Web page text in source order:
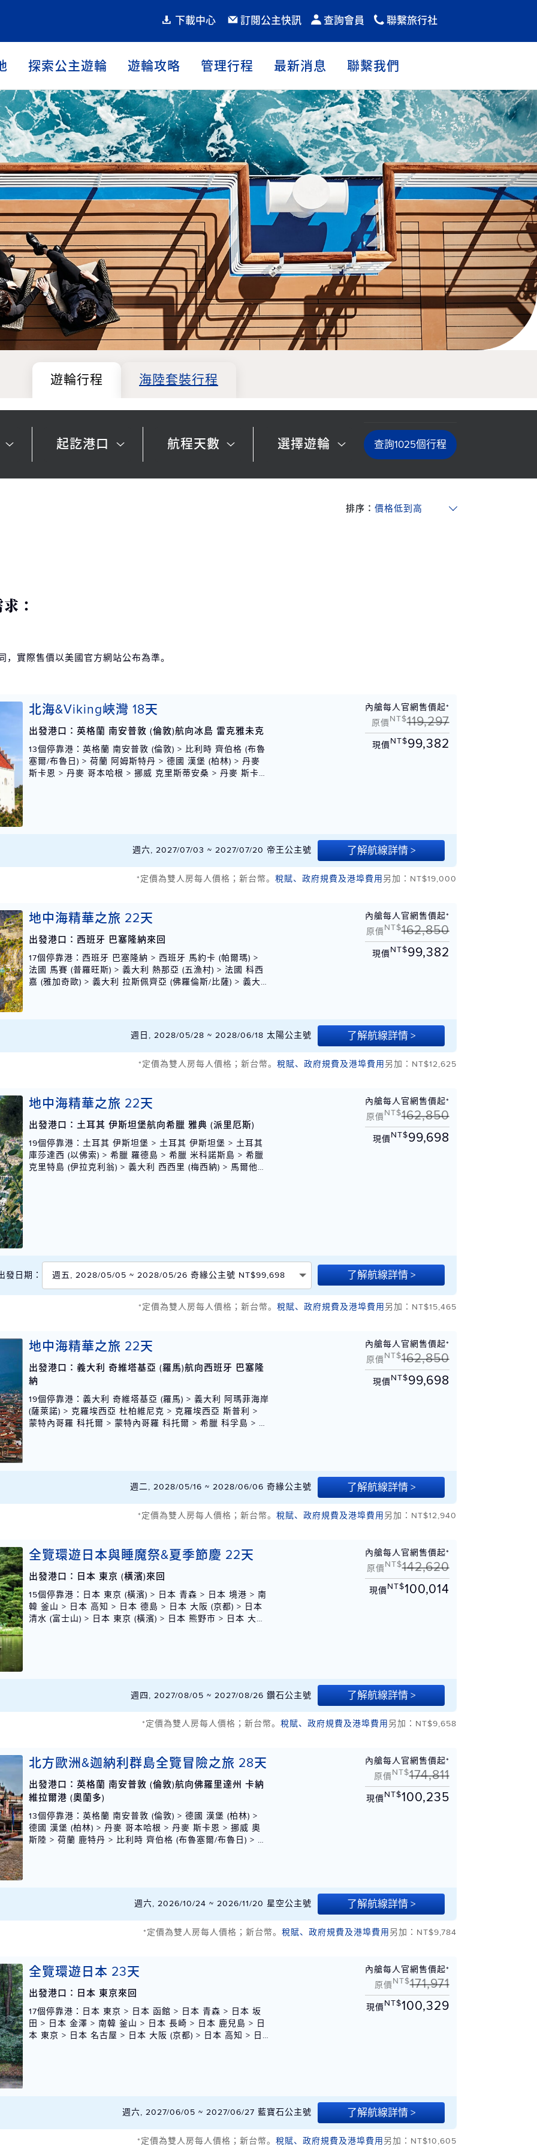
下載中心 訂閱公主快訊 查詢會員 聯繫旅行社
探索公主遊輪 遊輪攻略 管理行程 最新消息 聯繫我們
遊輪行程 海陸套裝行程
起訖港口 航程天數 選擇遊輪 查詢1025個行程
排序：
：
實際售價以美國官方網站公布為準。
北海&Viking峽灣 18天
出發港口：英格蘭 南安普敦 (倫敦)航向冰島 雷克雅未克
13個停靠港 ：英格蘭 南安普敦 (倫敦) > 比利時 齊伯格 (布魯
塞爾/布魯日) > 荷蘭 阿姆斯特丹 > 德國 漢堡 (柏林) > 丹麥
斯卡恩 > 丹麥 哥本哈根 > 挪威 克里斯蒂安桑 > 丹麥 斯卡恩
內艙每人官網售價起*
原價NT$119,297
現價NT$99,382
週六, 2027/07/03 ~ 2027/07/20 帝王公主號 了解航線詳情 >
*定價為雙人房每人價格；新台幣。 稅賦、政府規費及港埠費用 另加：NT$19,000
地中海精華之旅 22天
出發港口：西班牙 巴塞隆納來回
17個停靠港 ：西班牙 巴塞隆納 > 西班牙 馬約卡 (帕爾瑪) >
法國 馬賽 (普羅旺斯) > 義大利 熱那亞 (五漁村) > 法國 科西
嘉 (雅加奇歐) > 義大利 拉斯佩齊亞 (佛羅倫斯/比薩) > 義大
米科諾斯島 > 希臘 雅典 (派里厄斯) > 蒙特內哥羅 巴爾 > 希
臘 科孚島 > 義大利 西西里 (梅西納) > 義大利 拿坡里 (卡布
里和龐貝) > 西班牙 巴塞隆納
內艙每人官網售價起*
原價NT$162,850
現價NT$99,382
週日, 2028/05/28 ~ 2028/06/18 太陽公主號 了解航線詳情 >
*定價為雙人房每人價格；新台幣。 稅賦、政府規費及港埠費用 另加：NT$12,625
地中海精華之旅 22天
出發港口：土耳其 伊斯坦堡航向希臘 雅典 (派里厄斯)
19個停靠港 ：土耳其 伊斯坦堡 > 土耳其 伊斯坦堡 > 土耳其
庫莎達西 (以佛索) > 希臘 羅德島 > 希臘 米科諾斯島 > 希臘
克里特島 (伊拉克利翁) > 義大利 西西里 (梅西納) > 馬爾他
內艙每人官網售價起*
原價NT$162,850
現價NT$99,698
發日期： 週五, 2028/05/05 ~ 2028/05/26 奇緣公主號 NT$99,698 了解航線詳情 >
*定價為雙人房每人價格；新台幣。 稅賦、政府規費及港埠費用 另加：NT$15,465
地中海精華之旅 22天
出發港口：義大利 奇維塔基亞 (羅馬)航向西班牙 巴塞隆
納
19個停靠港 ：義大利 奇維塔基亞 (羅馬) > 義大利 阿瑪菲海岸
(薩萊諾) > 克羅埃西亞 杜柏維尼克 > 克羅埃西亞 斯普利 >
蒙特內哥羅 科托爾 > 蒙特內哥羅 科托爾 > 希臘 科孚島 > 希
科托爾 > 蒙特內哥羅 科托爾 > 馬爾他 瓦勒塔 > 西班牙 巴塞
內艙每人官網售價起*
原價NT$162,850
現價NT$99,698
週二, 2028/05/16 ~ 2028/06/06 奇緣公主號 了解航線詳情 >
*定價為雙人房每人價格；新台幣。 稅賦、政府規費及港埠費用 另加：NT$12,940
全覽環遊日本與睡魔祭&夏季節慶 22天
出發港口：日本 東京 (橫濱)來回
15個停靠港 ：日本 東京 (橫濱) > 日本 青森 > 日本 境港 > 南
韓 釜山 > 日本 高知 > 日本 德島 > 日本 大阪 (京都) > 日本
清水 (富士山) > 日本 東京 (橫濱) > 日本 熊野市 > 日本 大阪
內艙每人官網售價起*
原價NT$142,620
現價NT$100,014
週四, 2027/08/05 ~ 2027/08/26 鑽石公主號 了解航線詳情 >
*定價為雙人房每人價格；新台幣。 稅賦、政府規費及港埠費用 另加：NT$9,658
北方歐洲&迦納利群島全覽冒險之旅 28天
出發港口：英格蘭 南安普敦 (倫敦)航向佛羅里達州 卡納
維拉爾港 (奧蘭多)
13個停靠港 ：英格蘭 南安普敦 (倫敦) > 德國 漢堡 (柏林) >
德國 漢堡 (柏林) > 丹麥 哥本哈根 > 丹麥 斯卡恩 > 挪威 奧
斯陸 > 荷蘭 鹿特丹 > 比利時 齊伯格 (布魯塞爾/布魯日) > 法
內艙每人官網售價起*
原價NT$174,811
現價NT$100,235
週六, 2026/10/24 ~ 2026/11/20 星空公主號 了解航線詳情 >
*定價為雙人房每人價格；新台幣。 稅賦、政府規費及港埠費用 另加：NT$9,784
全覽環遊日本 23天
出發港口：日本 東京來回
17個停靠港 ：日本 東京 > 日本 函館 > 日本 青森 > 日本 坂
田 > 日本 金澤 > 南韓 釜山 > 日本 長崎 > 日本 鹿兒島 > 日
本 東京 > 日本 名古屋 > 日本 大阪 (京都) > 日本 高知 > 日
內艙每人官網售價起*
原價NT$171,971
現價NT$100,329
週六, 2027/06/05 ~ 2027/06/27 藍寶石公主號 了解航線詳情 >
*定價為雙人房每人價格；新台幣。 稅賦、政府規費及港埠費用 另加：NT$10,605